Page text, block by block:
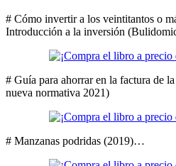
# Cómo invertir a los veintitantos o
Introducción a la inversión
# Guía para ahorrar en la factura de
nueva normativa 2021)
# Manzanas podridas (2019)…